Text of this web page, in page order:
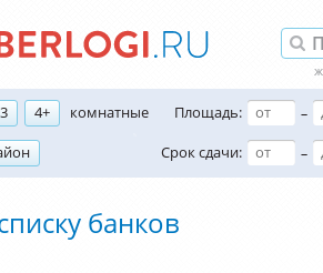
3 4+
комнатные
Площадь:
–
Срок сдачи:
–
банков